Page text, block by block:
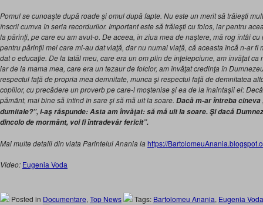
Pomul se cunoaşte după roade şi omul după fapte. Nu este un merit să trăieşti
înscrii cumva în seria recordurilor. Important este să trăieşti cu folos, iar pentru
la părinţi, pe care eu am avut-o. De aceea, în ziua mea de naştere, mă rog întâi
pentru părinţii mei care mi-au dat viaţă, dar nu numai viaţă, că aceasta încă n-ar fi
dat o educaţie. De la tatăl meu, care era un om plin de înţelepciune, am învăţat
iar de la mama mea, care era un tezaur de folclor, am învăţat credinţa în
respectul faţă de propria mea demnitate, munca şi respectul faţă de demnitatea
copiilor, cu precădere un proverb pe care-l moştenise şi ea de la înaintaşii ei:
pământ, mai bine să întind în sare şi să mă uit la soare. Dacă m-ar întreba cineva
dumitale?”,i-aş răspunde: Asta am învăţat: să mă uit la soare. Şi dacă
dincolo de mormânt, voi fi întradevăr fericit”.
Mai multe detalii din viata Parintelui Anania lahttps://
Video: Eugenia Voda
Posted in Documentare, Top News Tags: Bartolomeu Anania, Eugenia Voda